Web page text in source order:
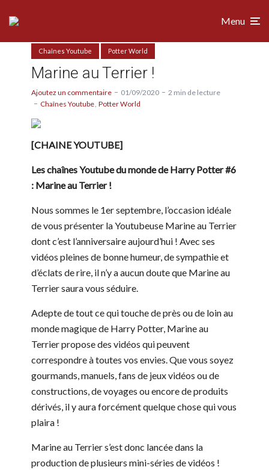
Menu
Chaînes Youtube Potter World
Marine au Terrier !
Ajoutez un commentaire 01/09/2020
2 min de lecture
Chaînes Youtube Potter World
[CHAINE YOUTUBE]
Les chaînes Youtube du monde de Harry Potter #6
: Marine au Terrier !
Nous sommes le 1er septembre, l’occasion idéale
de vous présenter la Youtubeuse Marine au Terrier
dont c’est l’anniversaire aujourd’hui ! Avec ses
vidéos pleines de bonne humeur, de sympathie et
d’éclats de rire, il n’y a aucun doute que Marine au
Terrier saura vous séduire.
Adepte de tout ce qui touche de près ou de loin au
monde magique de Harry Potter, Marine au
Terrier propose des vidéos qui peuvent
correspondre à toutes vos envies. Que vous soyez
gourmands, manuels, fans de jeux vidéos ou de
constructions, de voyages ou encore de produits
dérivés, il y aura forcément quelque chose qui vous
plaira !
Marine au Terrier s’est donc lancée dans la
production de plusieurs mini-séries de vidéos !